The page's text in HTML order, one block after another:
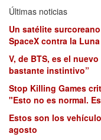
Últimas noticias
Un satélite
SpaceX contra la Luna
V, de BTS, es el
bastante instintivo”
Stop Killing Games
"Esto no es normal.
Estos son los
agosto